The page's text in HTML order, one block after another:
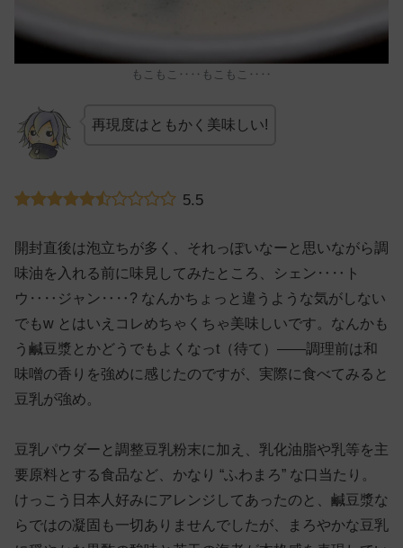
もこもこ‥‥もこもこ‥‥
再現度はともかく美味しい!
5.5
開封直後は泡立ちが多く、それっぽいなーと思いながら調
味油を入れる前に味見してみたところ、シェン‥‥ト
ウ‥‥ジャン‥‥? なんかちょっと違うような気がしない
でもw とはいえコレめちゃくちゃ美味しいです。なんかも
う鹹豆漿とかどうでもよくなっt（待て）——調理前は和
味噌の香りを強めに感じたのですが、実際に食べてみると
豆乳が強め。
豆乳パウダーと調整豆乳粉末に加え、乳化油脂や乳等を主
要原料とする食品など、かなり “ふわまろ” な口当たり。
けっこう日本人好みにアレンジしてあったのと、鹹豆漿な
らではの凝固も一切ありませんでしたが、まろやかな豆乳